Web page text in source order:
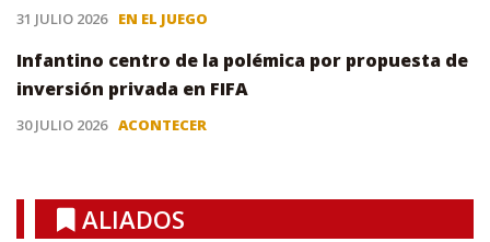
31 JULIO 2026 EN EL JUEGO
Infantino centro de la polémica por propuesta de
inversión privada en FIFA
30 JULIO 2026 ACONTECER
ALIADOS